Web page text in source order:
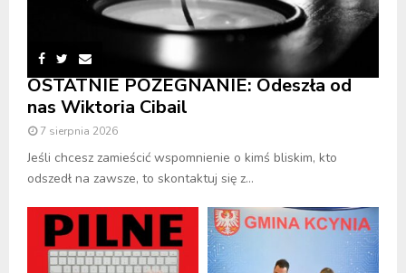
OSTATNIE POŻEGNANIE: Odeszła od
nas Wiktoria Cibail
7 sierpnia 2026
Jeśli chcesz zamieścić wspomnienie o kimś bliskim, kto
odszedł na zawsze, to skontaktuj się z...